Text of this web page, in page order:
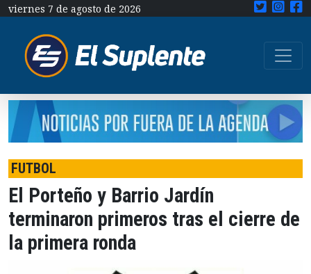
viernes 7 de agosto de 2026
FUTBOL
El Porteño y Barrio Jardín
terminaron primeros tras el cierre de
la primera ronda